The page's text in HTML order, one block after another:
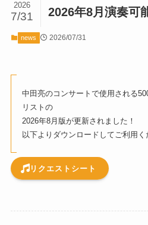
2026年8月演奏可
2026
7/31
news 2026/07/31
中田亮のコンサートで使用される
リストの
2026年8月版が更新されました！
以下よりダウンロードしてご利用く
リクエストシート